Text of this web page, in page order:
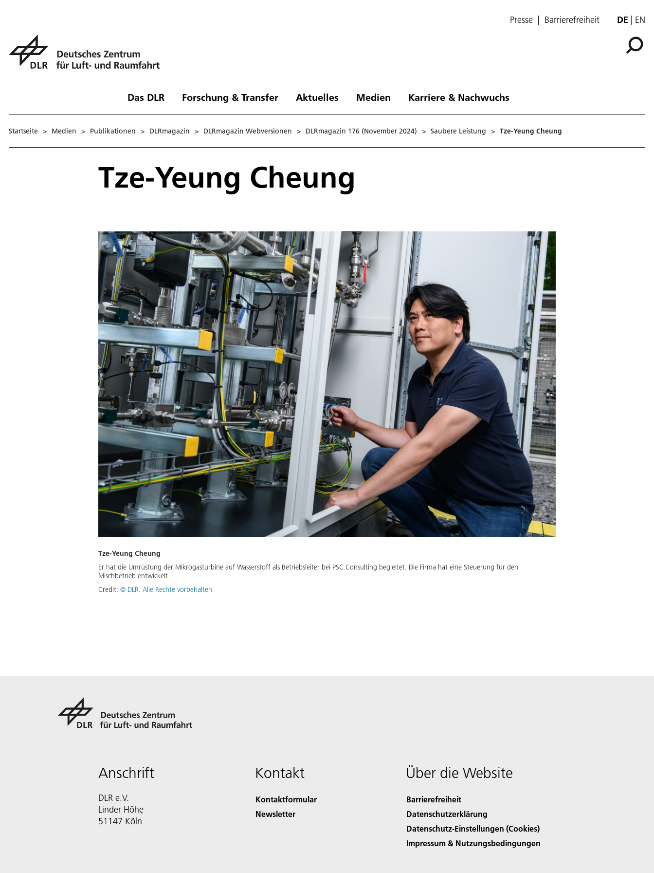
Presse Barrierefreiheit DE EN
Das DLR Forschung & Transfer Aktuelles Medien Karriere & Nachwuchs
Startseite > Medien > Publikationen > DLRmagazin > DLRmagazin Webversionen > DLRmagazin 176 (November 2024) > Saubere Leistung > Tze-Yeung Cheung
Tze-Yeung Cheung
Tze-Yeung Cheung
Er hat die Umrüstung der Mikrogasturbine auf Wasserstoff als Betriebsleiter bei PSC Consulting begleitet. Die Firma hat eine Steuerung für den
Mischbetrieb entwickelt.
Credit: © DLR. Alle Rechte vorbehalten
Anschrift
DLR e.V.
Linder Höhe
51147 Köln
Kontakt
Kontaktformular
Newsletter
Über die Website
Barrierefreiheit
Datenschutzerklärung
Datenschutz-Einstellungen (Cookies)
Impressum & Nutzungsbedingungen